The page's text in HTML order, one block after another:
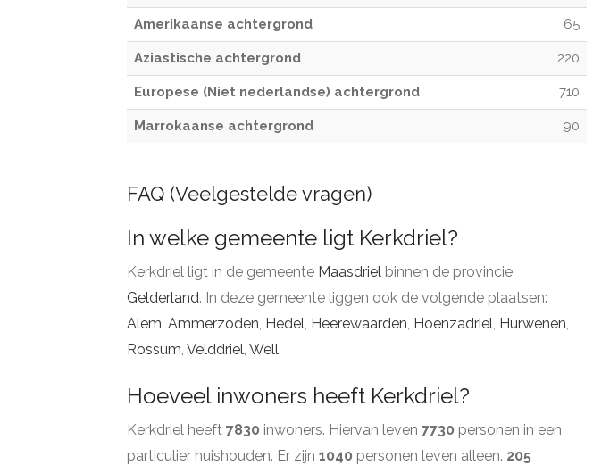
Amerikaanse achtergrond 65
Aziastische achtergrond 220
Europese (Niet nederlandse) achtergrond 710
Marrokaanse achtergrond 90
FAQ (Veelgestelde vragen)
In welke gemeente ligt Kerkdriel?
Kerkdriel ligt in de gemeente Maasdriel binnen de provincie
Gelderland. In deze gemeente liggen ook de volgende plaatsen:
Alem, Ammerzoden, Hedel, Heerewaarden, Hoenzadriel, Hurwenen,
Rossum, Velddriel, Well.
Hoeveel inwoners heeft Kerkdriel?
Kerkdriel heeft 7830 inwoners. Hiervan leven 7730 personen in een
particulier huishouden. Er zijn 1040 personen leven alleen. 205